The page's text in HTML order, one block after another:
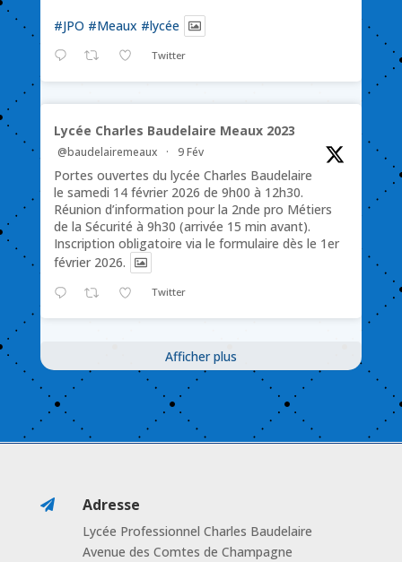
#JPO #Meaux #lycée
Twitter
Lycée Charles Baudelaire Meaux 2023
@baudelairemeaux · 9 Fév
Portes ouvertes du lycée Charles Baudelaire
le samedi 14 février 2026 de 9h00 à 12h30.
Réunion d’information pour la 2nde pro Métiers
de la Sécurité à 9h30 (arrivée 15 min avant).
Inscription obligatoire via le formulaire dès le 1er
février 2026.
Twitter
Afficher plus
 Adresse
Lycée Professionnel Charles Baudelaire
Avenue des Comtes de Champagne